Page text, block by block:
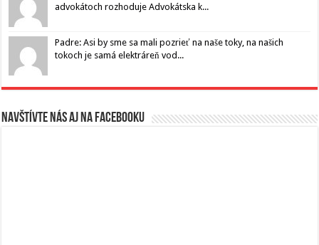
advokátoch rozhoduje Advokátska k...
Padre: Asi by sme sa mali pozrieť na naše toky, na našich
tokoch je samá elektráreň vod...
Navštívte nás aj na Facebooku